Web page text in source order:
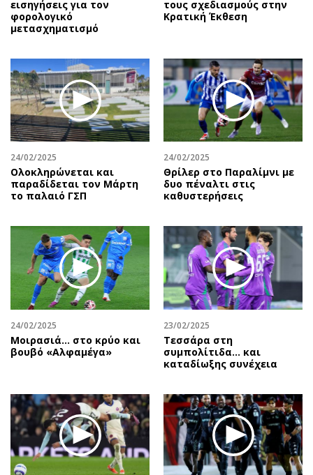
εισηγήσεις για τον
φορολογικό
μετασχηματισμό
τους σχεδιασμούς στην
Κρατική Έκθεση
24/02/2025
Ολοκληρώνεται και
παραδίδεται τον Μάρτη
το παλαιό ΓΣΠ
24/02/2025
Θρίλερ στο Παραλίμνι με
δυο πέναλτι στις
καθυστερήσεις
24/02/2025
Μοιρασιά… στο κρύο και
βουβό «Αλφαμέγα»
23/02/2025
Τεσσάρα στη
συμπολίτιδα... και
καταδίωξης συνέχεια